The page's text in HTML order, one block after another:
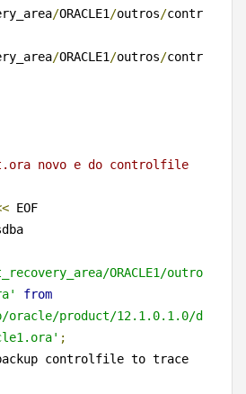
/ORACLE1 /outros/contr
/ORACLE1 /outros/contr
novo e do controlfile
EOF
ORACLE1/outro
from
oracle/product/12.1.0.1.0/d
;